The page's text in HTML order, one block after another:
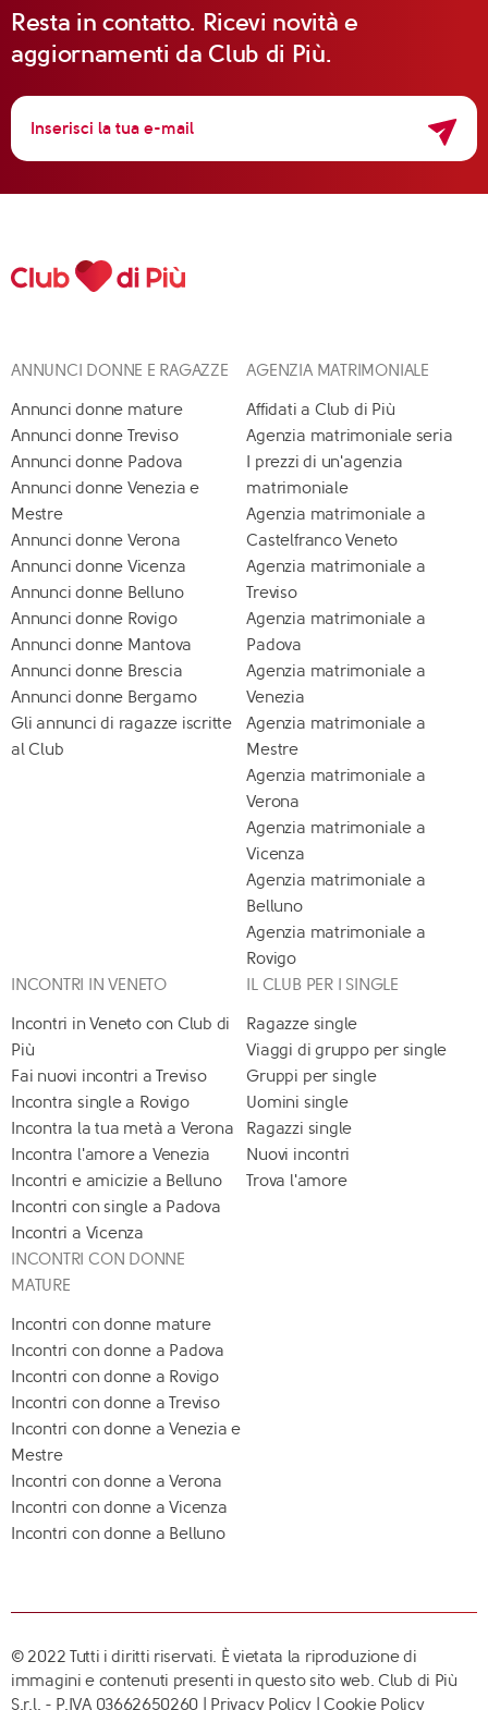
Resta in contatto. Ricevi novità e
aggiornamenti da Club di Più.
ANNUNCI DONNE E RAGAZZE
Annunci donne mature
Annunci donne Treviso
Annunci donne Padova
Annunci donne Venezia e
Mestre
Annunci donne Verona
Annunci donne Vicenza
Annunci donne Belluno
Annunci donne Rovigo
Annunci donne Mantova
Annunci donne Brescia
Annunci donne Bergamo
Gli annunci di ragazze iscritte
al Club
AGENZIA MATRIMONIALE
Affidati a Club di Più
Agenzia matrimoniale seria
I prezzi di un'agenzia
matrimoniale
Agenzia matrimoniale a
Castelfranco Veneto
Agenzia matrimoniale a
Treviso
Agenzia matrimoniale a
Padova
Agenzia matrimoniale a
Venezia
Agenzia matrimoniale a
Mestre
Agenzia matrimoniale a
Verona
Agenzia matrimoniale a
Vicenza
Agenzia matrimoniale a
Belluno
Agenzia matrimoniale a
Rovigo
INCONTRI IN VENETO
Incontri in Veneto con Club di
Più
Fai nuovi incontri a Treviso
Incontra single a Rovigo
Incontra la tua metà a Verona
Incontra l'amore a Venezia
Incontri e amicizie a Belluno
Incontri con single a Padova
Incontri a Vicenza
IL CLUB PER I SINGLE
Ragazze single
Viaggi di gruppo per single
Gruppi per single
Uomini single
Ragazzi single
Nuovi incontri
Trova l'amore
INCONTRI CON DONNE
MATURE
Incontri con donne mature
Incontri con donne a Padova
Incontri con donne a Rovigo
Incontri con donne a Treviso
Incontri con donne a Venezia e
Mestre
Incontri con donne a Verona
Incontri con donne a Vicenza
Incontri con donne a Belluno
© 2022 Tutti i diritti riservati. È vietata la riproduzione di
immagini e contenuti presenti in questo sito web. Club di Più
S.r.l. - P.IVA 03662650260 | Privacy Policy |Cookie Policy